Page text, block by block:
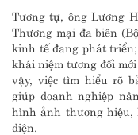
Tương tự, ông Lương
Thương mại đa biên
kinh tế đang phát
khái niệm tương đối
vậy, việc tìm hiểu rõ
giúp doanh nghiệp
hình ảnh thương hiệu,
diện.